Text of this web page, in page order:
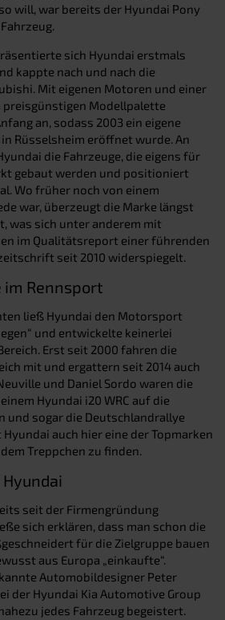
will, war bereits der Hyundai Pony
sich Hyundai erstmals
kappte nach und nach die
Mit eigenen Motoren und einer
Modellpalette
an, sodass 2003 ein eigene
Rüsselsheim eröffnet wurde. An
die Fahrzeuge, die eigens für
gebaut werden und positioniert
Wo früher noch von einem
war, überzeugt die Marke längst
was sich unter anderem mit
im Qualitätsreport einer führenden
seit 2010 widerspiegelt.
im Rennsport
ließ Hyundai den Motorsport
und entwickelte keinerlei
Erst seit 2000 fahren die
mit und ergattern seit 2014 auch
und Daniel Sordo waren die
Hyundai i20 WRC auf die
und sogar die Deutschlandrallye
auch hier eine der Topmarken
Treppchen zu finden.
seit der Firmengründung
sich erklären, dass man schon die
für die Zielgruppe bauen
aus Europa „einkaufte“.
Automobildesigner Peter
der Hyundai Kia Automotive Group
jedes Fahrzeug begeistert.